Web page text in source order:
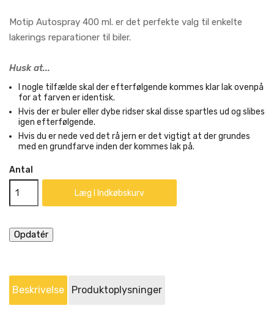
Motip Autospray 400 ml. er det perfekte valg til enkelte
lakerings reparationer til biler.
Husk at...
I nogle tilfælde skal der efterfølgende kommes klar lak ovenpå
for at farven er identisk.
Hvis der er buler eller dybe ridser skal disse spartles ud og slibes
igen efterfølgende.
Hvis du er nede ved det rå jern er det vigtigt at der grundes
med en grundfarve inden der kommes lak på.
Antal
Læg I Indkøbskurv
Beskrivelse Produktoplysninger